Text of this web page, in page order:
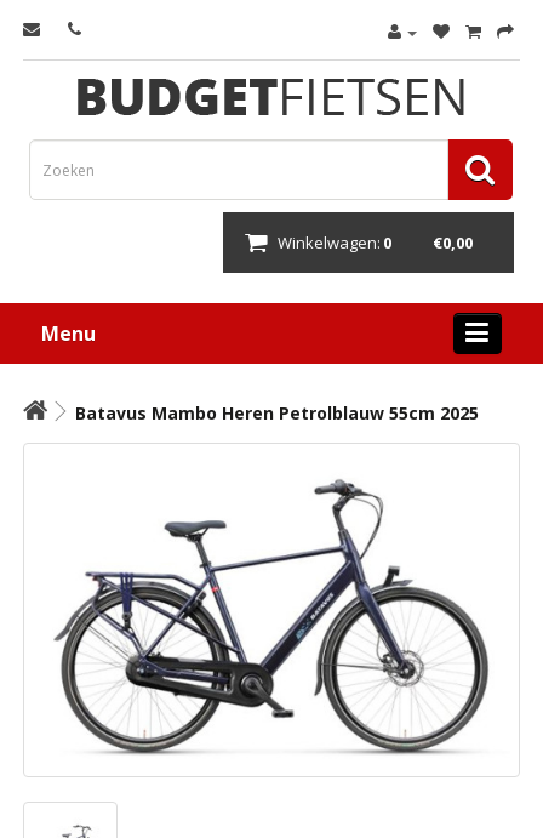
Winkelwagen: 0 €0,00
Menu
Batavus Mambo Heren Petrolblauw 55cm 2025